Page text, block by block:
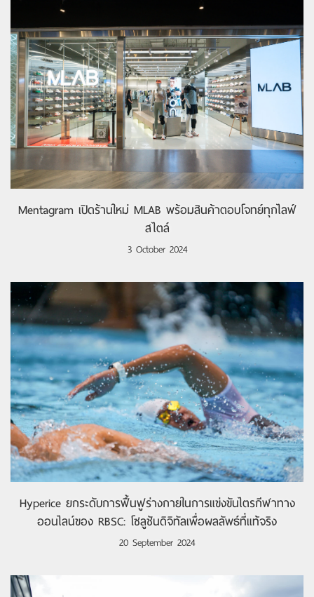
Mentagram เปิดร้านใหม่ MLAB พร้อมสินค้าตอบโจทย์ทุกไลฟ์
สไตล์
3 October 2024
Hyperice ยกระดับการฟื้นฟูร่างกายในการแข่งขันไตรกีฬาทาง
ออนไลน์ของ RBSC: โซลูชันดิจิทัลเพื่อผลลัพธ์ที่แท้จริง
20 September 2024